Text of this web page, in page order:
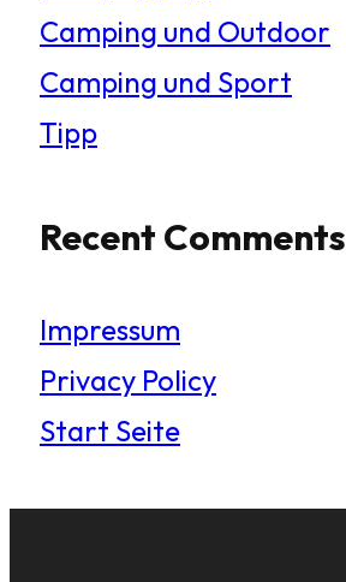
Camping und Outdoor
Camping und Sport
Tipp
Recent Comments
Impressum
Privacy Policy
Start Seite